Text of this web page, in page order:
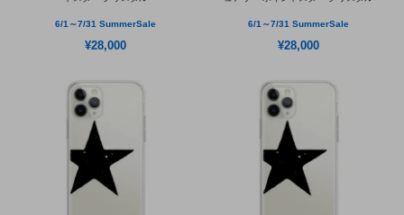
6/1～7/31 SummerSale
¥28,000
6/1～7/31 SummerSale
¥28,000